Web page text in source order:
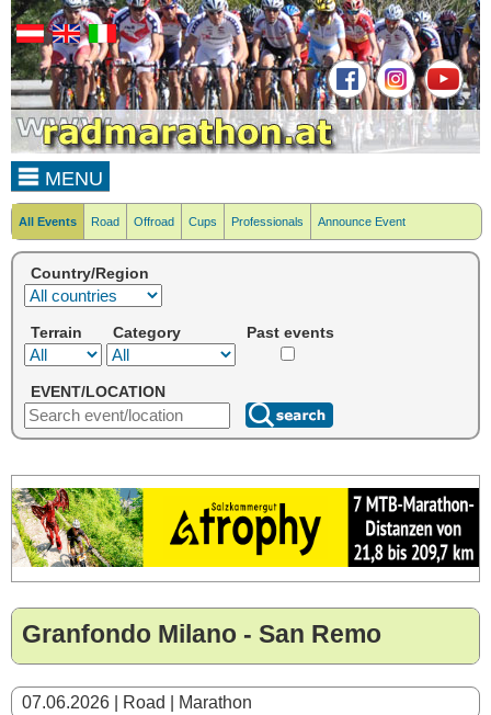
MENU
All Events Road Offroad Cups Professionals Announce Event
Country/Region
Terrain Category Past events
EVENT/LOCATION
Granfondo Milano - San Remo
07.06.2026 | Road | Marathon